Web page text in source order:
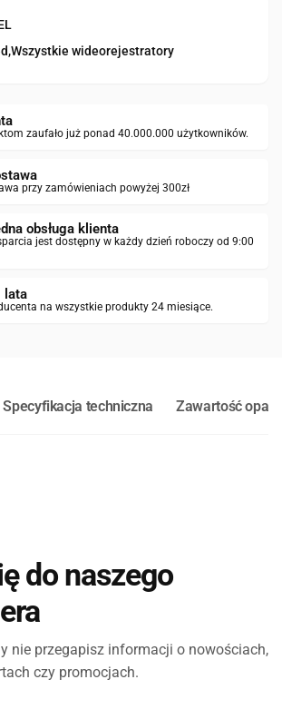
Wszystkie wideorejestratory
zaufało już ponad 40.000.000 użytkowników.
przy zamówieniach powyżej 300zł
obsługa klienta
jest dostępny w każdy dzień roboczy od 9:00
lata
na wszystkie produkty 24 miesiące.
Specyfikacja techniczna Zawartość
do naszego
nie przegapisz informacji o nowościach,
czy promocjach.